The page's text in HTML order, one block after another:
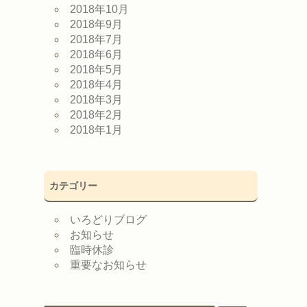
2018年10月
2018年9月
2018年7月
2018年6月
2018年5月
2018年4月
2018年3月
2018年2月
2018年1月
カテゴリー
いろどりブログ
お知らせ
臨時休診
重要なお知らせ